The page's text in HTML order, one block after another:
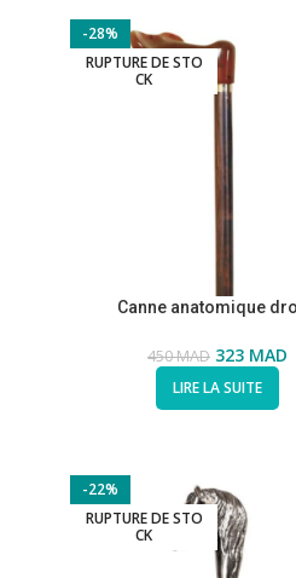
-28%
RUPTURE DE STO
CK
Canne anatomique
450MAD 323 MAD
LIRE LA SUITE
-22%
RUPTURE DE STO
CK